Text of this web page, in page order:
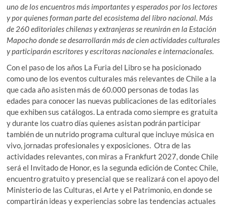
uno de los encuentros más importantes y esperados por los lectores
y por quienes forman parte del ecosistema del libro nacional. Más
de 260 editoriales chilenas y extranjeras se reunirán en la Estación
Mapocho donde se desarrollarán más de cien actividades culturales
y participarán escritores y escritoras nacionales e internacionales.
Con el paso de los años La Furia del Libro se ha posicionado
como uno de los eventos culturales más relevantes de Chile a la
que cada año asisten más de 60.000 personas de todas las
edades para conocer las nuevas publicaciones de las editoriales
que exhiben sus catálogos. La entrada como siempre es gratuita
y durante los cuatro días quienes asistan podrán participar
también de un nutrido programa cultural que incluye música en
vivo, jornadas profesionales y exposiciones. Otra de las
actividades relevantes, con miras a Frankfurt 2027, donde Chile
será el Invitado de Honor, es la segunda edición de Contec Chile,
encuentro gratuito y presencial que se realizará con el apoyo del
Ministerio de las Culturas, el Arte y el Patrimonio, en donde se
compartirán ideas y experiencias sobre las tendencias actuales